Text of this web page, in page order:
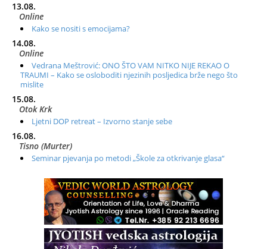
13.08.
Online
Kako se nositi s emocijama?
14.08.
Online
Vedrana Meštrović: ONO ŠTO VAM NITKO NIJE REKAO O
TRAUMI – Kako se osloboditi njezinih posljedica brže nego što
mislite
15.08.
Otok Krk
Ljetni DOP retreat – Izvorno stanje sebe
16.08.
Tisno (Murter)
Seminar pjevanja po metodi „Škole za otkrivanje glasa“
Radionica: Pomagači iz drugih dimenzija Online – otvoreno za
Zagreb+Online
Osnovni ThetaHealing® tečaj, Zagreb i Online